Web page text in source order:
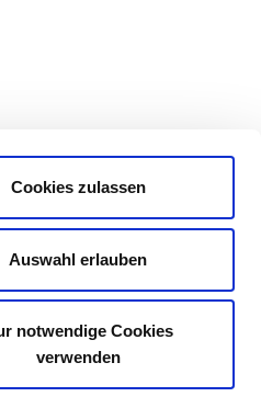
Cookies zulassen
Auswahl erlauben
notwendige Cookies
verwenden